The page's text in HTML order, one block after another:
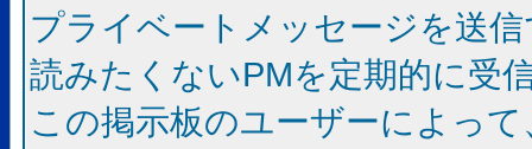
プライベートメッセージを送
読みたくないPMを定期的に受
この掲示板のユーザーによっ